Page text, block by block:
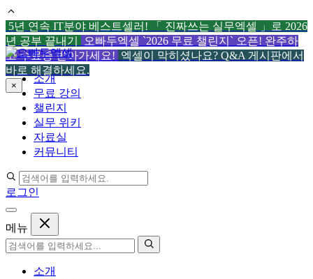
5년 연속 IT분야 베스트셀러! 「 진짜쓰는 실무엑셀 」로 2026
년 공부 끝내기
오빠두엑셀 `2026 무료 챌린지` 오픈! 완주하
고 수료증 받아가세요! 엑셀이 막히셨나요? Q&A 게시판에서
바로 해결하세요.
×
컨
텐
츠
로
소개
무료 강의
챌린지
실무 위키
자료실
커뮤니티
로그인
메뉴
소개